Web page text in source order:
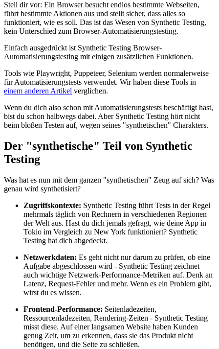
Stell dir vor: Ein Browser besucht endlos bestimmte Webseiten,
führt bestimmte Aktionen aus und stellt sicher, dass alles so
funktioniert, wie es soll. Das ist das Wesen von Synthetic Testing,
kein Unterschied zum Browser-Automatisierungstesting.
Einfach ausgedrückt ist Synthetic Testing Browser-
Automatisierungstesting mit einigen zusätzlichen Funktionen.
Tools wie Playwright, Puppeteer, Selenium werden normalerweise
für Automatisierungstests verwendet. Wir haben diese Tools in
einem anderen Artikel verglichen.
Wenn du dich also schon mit Automatisierungstests beschäftigt hast,
bist du schon halbwegs dabei. Aber Synthetic Testing hört nicht
beim bloßen Testen auf, wegen seines "synthetischen" Charakters.
Der "synthetische" Teil von Synthetic
Testing
Was hat es nun mit dem ganzen "synthetischen" Zeug auf sich? Was
genau wird synthetisiert?
Zugriffskontexte: Synthetic Testing führt Tests in der Regel
mehrmals täglich von Rechnern in verschiedenen Regionen
der Welt aus. Hast du dich jemals gefragt, wie deine App in
Tokio im Vergleich zu New York funktioniert? Synthetic
Testing hat dich abgedeckt.
Netzwerkdaten: Es geht nicht nur darum zu prüfen, ob eine
Aufgabe abgeschlossen wird - Synthetic Testing zeichnet
auch wichtige Netzwerk-Performance-Metriken auf. Denk an
Latenz, Request-Fehler und mehr. Wenn es ein Problem gibt,
wirst du es wissen.
Frontend-Performance: Seitenladezeiten,
Ressourcenladezeiten, Rendering-Zeiten - Synthetic Testing
misst diese. Auf einer langsamen Website haben Kunden
genug Zeit, um zu erkennen, dass sie das Produkt nicht
benötigen, und die Seite zu schließen.